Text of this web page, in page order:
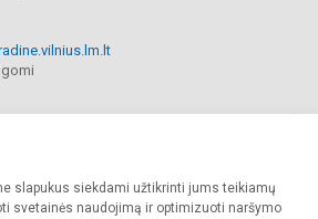
slapukus siekdami užtikrinti jums teikiamų
svetainės naudojimą ir optimizuoti naršymo
pradinė mokykla. Visos teisės saugomos.
gimnazijos sutikimo griežtai draudžiama.